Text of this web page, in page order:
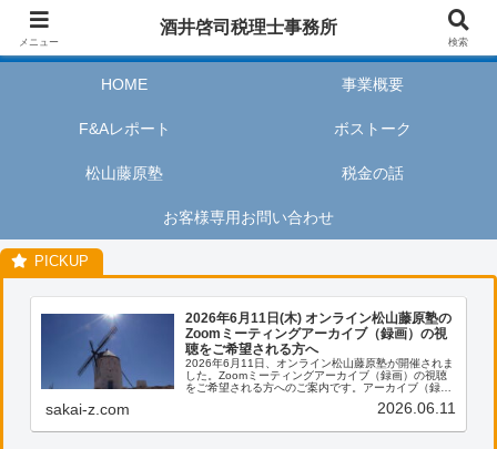
酒井啓司税理士事務所は、お客様が私たちのサービスを利用するときに、安心
HOME 事業概要
F&Aレポート ボストーク
松山藤原塾 税金の話
お客様専用お問い合わせ
2026年6月11日(木) オンライン松山藤原塾の
Zoomミーティングアーカイブ（録画）の視
聴をご希望される方へ
2026年6月11日、オンライン松山藤原塾が開催されま
した。Zoomミーティングアーカイブ（録画）の視聴
をご希望される方へのご案内です。アーカイブ（録
わせより、「松山藤原塾アーカイブ（録画）の...
sakai-z.com 2026.06.11
メニュー
酒井啓司税理士事務所
検索